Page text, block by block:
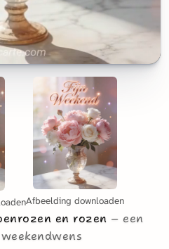
Afbeelding downloaden
en rozen
een